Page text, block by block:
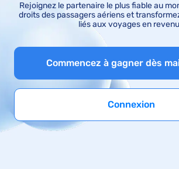
Rejoignez le partenaire le plus fiable au
droits des passagers aériens et
liés aux voyages en
Commencez à gagner dès
Connexion